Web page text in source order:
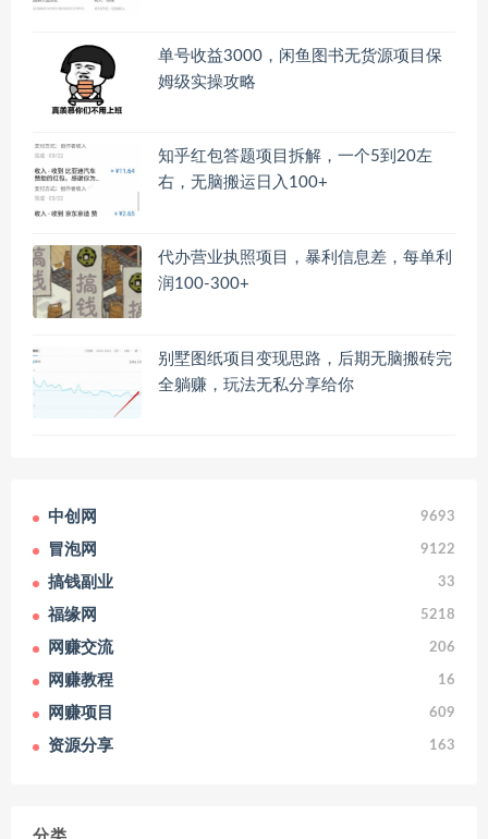
单号收益3000，闲鱼图书无货源项目保
姆级实操攻略
知乎红包答题项目拆解，一个5到20左
右，无脑搬运日入100+
代办营业执照项目，暴利信息差，每单利
润100-300+
别墅图纸项目变现思路，后期无脑搬砖完
全躺赚，玩法无私分享给你
中创网 9693
冒泡网 9122
搞钱副业 33
福缘网 5218
网赚交流 206
网赚教程 16
网赚项目 609
资源分享 163